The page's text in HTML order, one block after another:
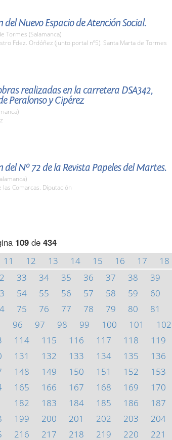
del Nuevo Espacio de Atención Social.
Tormes (Salamanca)
Fdez. Ordóñez (junto portal nº5). Santa Marta de Tormes
realizadas en la carretera DSA342,
Peralonso y Cipérez
del Nº 72 de la Revista Papeles del Martes.
las Comarcas. Diputación
109de 434
11 12 13 14 15 16 17 18
33 34 35 36 37 38 39
54 55 56 57 58 59 60
75 76 77 78 79 80 81
96 97 98 99 100 101 102
114 115 116 117 118 119
131 132 133 134 135 136
148 149 150 151 152 153
165 166 167 168 169 170
182 183 184 185 186 187
199 200 201 202 203 204
216 217 218 219 220 221